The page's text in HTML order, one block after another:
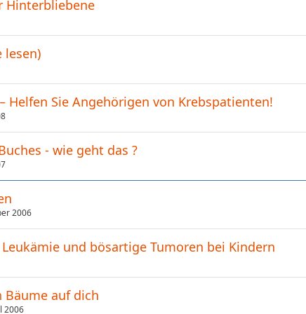
Hinterbliebene
lesen)
Helfen Sie Angehörigen von Krebspatienten!
- wie geht das ?
2006
Leukämie und bösartige Tumoren bei Kindern
auf dich
2006